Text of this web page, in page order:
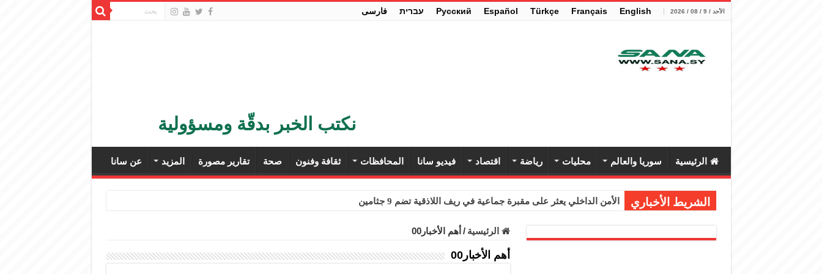
الأحد / 9 / 08 / 2026 English
Français
Türkçe
Español
Pусский עברית فارسی
نكتب الخبر بدقّة ومسؤولية
الرئيسية سوريا والعالم محليات رياضة اقتصاد فيديو سانا المحافظات ثقافة وفنون صحة تقارير مصورة المزيد عن سانا
الشريط الأخباري الأمن الداخلي يعثر على مقبرة جماعية في ريف اللاذقية تضم 9 جثامين
برنية: مرسوم بإعفاء مستهلكي الكهرباء المنزلية والتجارية والصناعية من الرسوم
الرئيس الشرع يستقبل وفداً من أعضاء مجلسي النواب والشيوخ الأمريكيين
الرئيسية / أهم الأخبار00
أهم الأخبار00